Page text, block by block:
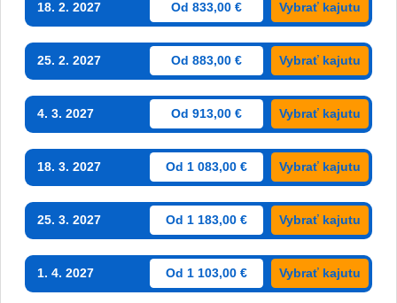
18. 2. 2027 Od 833,00 € Vybrať kajutu
25. 2. 2027 Od 883,00 € Vybrať kajutu
4. 3. 2027 Od 913,00 € Vybrať kajutu
18. 3. 2027 Od 1 083,00 € Vybrať kajutu
25. 3. 2027 Od 1 183,00 € Vybrať kajutu
1. 4. 2027 Od 1 103,00 € Vybrať kajutu